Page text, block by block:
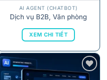
AI AGENT (CHATBOT)
Dịch vụ B2B, Văn phòng
XEM CHI TIẾT